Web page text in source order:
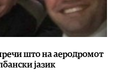
што на аеродромот
јазик